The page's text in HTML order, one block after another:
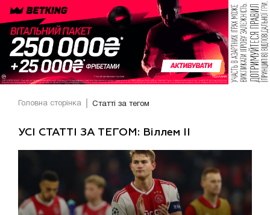
Головна сторінка Статті за тегом
УСІ СТАТТІ ЗА ТЕГОМ: Віллем ІІ